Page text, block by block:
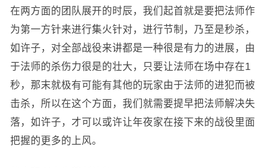
在两方面的团队展开的时辰，我们起首就是要把法师作
为第一方针来进行集火针对，进行节制，乃至是秒杀，
如许子，对全部战役来讲都是一种很是有力的进展，由
于法师的杀伤力很是的壮大，只要让法师在场中存在1
秒，那末就极有可能有其他的玩家由于法师的进犯而被
击杀，所以在这个方面，我们就需要提早把法师解决失
落，如许子，才可以或许让年夜家在接下来的战役里面
把握的更多的上风。